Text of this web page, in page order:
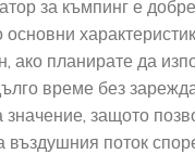
за къмпинг е
ако планирате да
време без
защото
въздушния поток